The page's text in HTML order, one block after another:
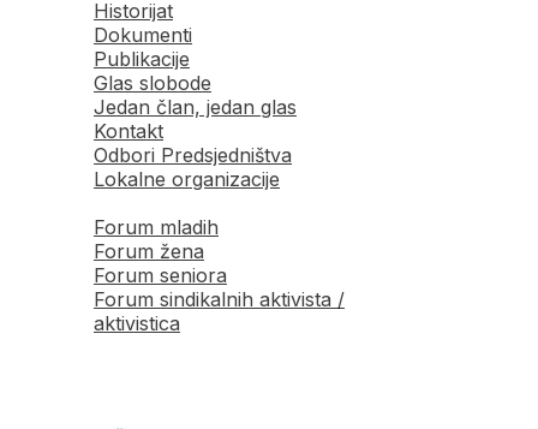
Historijat
Dokumenti
Publikacije
Glas slobode
Jedan član, jedan glas
Kontakt
Odbori Predsjedništva
Lokalne organizacije
Forum mladih
Forum žena
Forum seniora
Forum sindikalnih aktivista /
aktivistica